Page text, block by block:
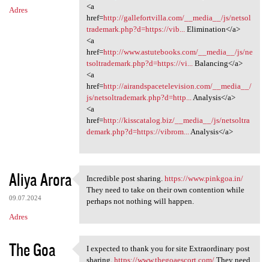
Adres
<a
href=http://gallefortvilla.com/__media__/js/netsol
trademark.php?d=https://vib...
Elimination</a>
<a
href=http://www.astutebooks.com/__media__/js/ne
tsoltrademark.php?d=https://vi...
Balancing</a>
<a
href=http://airandspacetelevision.com/__media__/
js/netsoltrademark.php?d=http...
Analysis</a>
<a
href=http://kisscatalog.biz/__media__/js/netsoltra
demark.php?d=https://vibrom...
Analysis</a>
Aliya Arora
09.07.2024
Adres
Incredible post sharing.
Incredible post sharing. https://www.pinkgoa.in/
They need to take on their own contention while
perhaps not nothing will happen.
The Goa I expected to thank you for
I expected to thank you for site Extraordinary post
sharing. https://www.thegoaescort.com/They need